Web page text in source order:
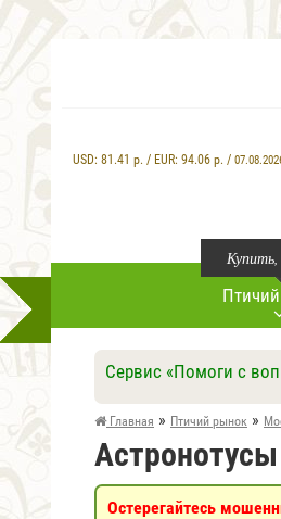
USD: 81.41 р. / EUR: 94.06 р. /
Сервис «Помоги с
Главная » Птичий рынок »
Остерегайтесь